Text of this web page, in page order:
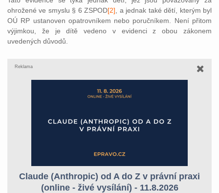
ohrožené ve smyslu § 6 ZSPOD[2] , a jednak také dětí, kterým byl
OÚ RP ustanoven opatrovníkem nebo poručníkem. Není přitom
výjimkou, že je dítě vedeno v evidenci z obou zákonem
uvedených důvodů.
Reklama
Claude (Anthropic) od A do Z v právní praxi
(online - živé vysílání) - 11.8.2026